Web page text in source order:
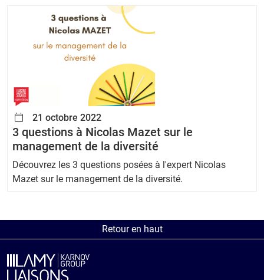
21 octobre 2022
3 questions à Nicolas Mazet sur le
management de la diversité
Découvrez les 3 questions posées à l'expert Nicolas
Mazet sur le management de la diversité.
Retour en haut